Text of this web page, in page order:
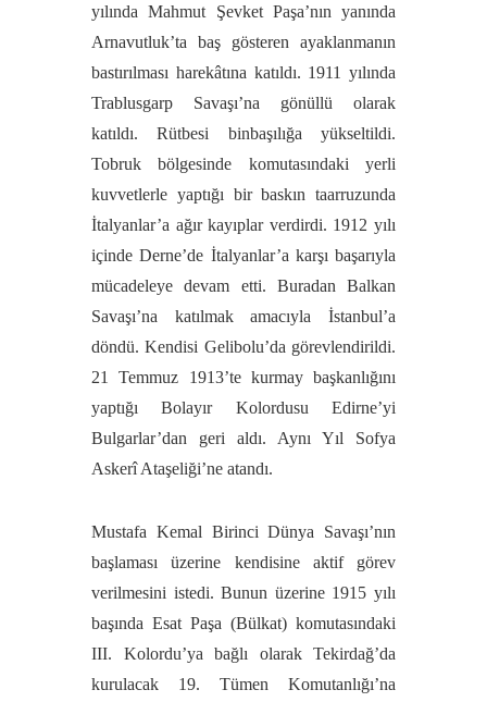
yılında Mahmut Şevket Paşa’nın yanında
Arnavutluk’ta baş gösteren ayaklanmanın
bastırılması harekâtına katıldı. 1911 yılında
Trablusgarp Savaşı’na gönüllü olarak
katıldı. Rütbesi binbaşılığa yükseltildi.
Tobruk bölgesinde komutasındaki yerli
kuvvetlerle yaptığı bir baskın taarruzunda
İtalyanlar’a ağır kayıplar verdirdi. 1912 yılı
içinde Derne’de İtalyanlar’a karşı başarıyla
mücadeleye devam etti. Buradan Balkan
Savaşı’na katılmak amacıyla İstanbul’a
döndü. Kendisi Gelibolu’da görevlendirildi.
21 Temmuz 1913’te kurmay başkanlığını
yaptığı Bolayır Kolordusu Edirne’yi
Bulgarlar’dan geri aldı. Aynı Yıl Sofya
Askerî Ataşeliği’ne atandı.
Mustafa Kemal Birinci Dünya Savaşı’nın
başlaması üzerine kendisine aktif görev
verilmesini istedi. Bunun üzerine 1915 yılı
başında Esat Paşa (Bülkat) komutasındaki
III. Kolordu’ya bağlı olarak Tekirdağ’da
kurulacak 19. Tümen Komutanlığı’na